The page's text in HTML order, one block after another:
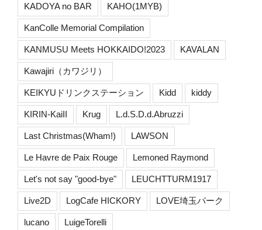
KADOYA no BAR KAHO(1MYB)
KanColle Memorial Compilation
KANMUSU Meets HOKKAIDO!2023 KAVALAN
Kawajiri（カワジリ）
KEIKYUドリンクステーション Kidd kiddy
KIRIN-KaiII Krug L.d.S.D.d.Abruzzi
Last Christmas(Wham!) LAWSON
Le Havre de Paix Rouge Lemoned Raymond
Let's not say "good-bye" LEUCHTTURM1917
Live2D LogCafe HICKORY LOVE埼玉パーク
lucano LuigeTorelli